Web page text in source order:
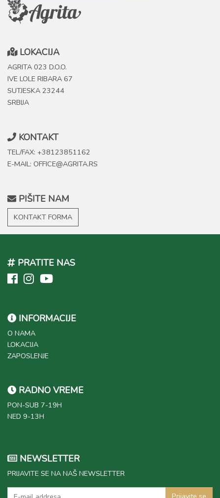
LOKACIJA
AGRITA 023 D.O.O.
IVE LOLE RIBARA 67
SUTJESKA 23244
SRBIJA
KONTAKT
TEL/FAX: +38123851162
E-MAIL: OFFICE@AGRITA.RS
PIŠITE NAM
KONTAKT FORMA
PRATITE NAS
INFORMACIJE
O NAMA
LOKACIJA
ZAPOSLENJE
RADNO VREME
PON-SUB 7-19H
NED 9-13H
NEWSLETTER
PRIJAVITE SE NA NAŠ NEWSLETTER